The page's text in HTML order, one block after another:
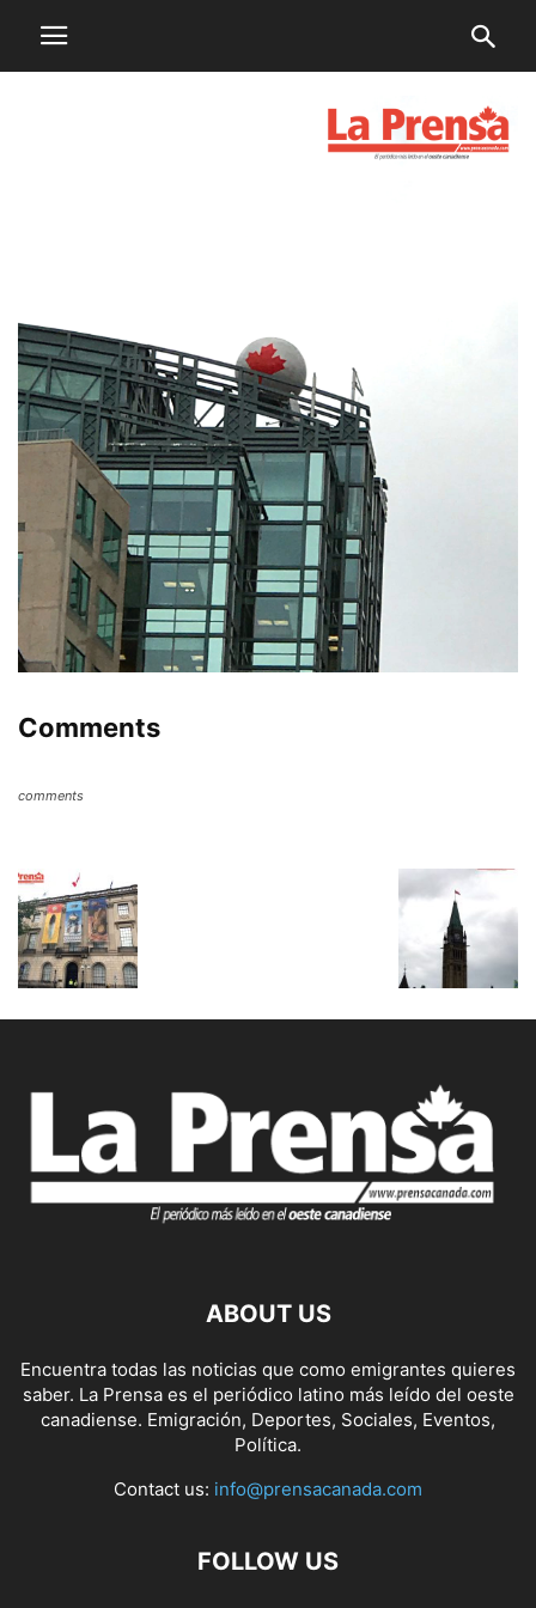
Comments
comments
ABOUT US
Encuentra todas las noticias que como emigrantes quieres
saber. La Prensa es el periódico latino más leído del oeste
canadiense. Emigración, Deportes, Sociales, Eventos,
Política.
Contact us: info@prensacanada.com
FOLLOW US